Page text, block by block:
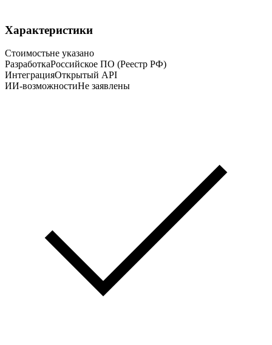
Характеристики
Стоимостьне указано
РазработкаРоссийское ПО (Реестр РФ)
ИнтеграцияОткрытый API
ИИ-возможностиНе заявлены